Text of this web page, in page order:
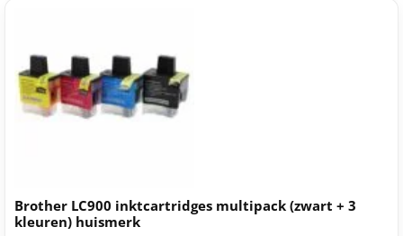
Brother LC900 inktcartridges multipack (zwart + 3
kleuren) huismerk